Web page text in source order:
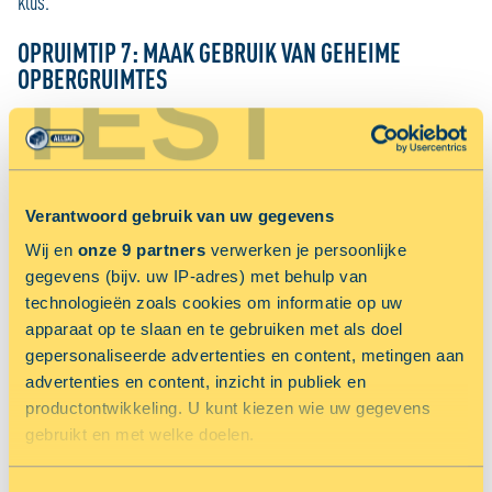
TEST
Verantwoord gebruik van uw gegevens
Wij en onze 9 partners verwerken je persoonlijke
gegevens (bijv. uw IP-adres) met behulp van
technologieën zoals cookies om informatie op uw
apparaat op te slaan en te gebruiken met als doel
gepersonaliseerde advertenties en content, metingen aan
advertenties en content, inzicht in publiek en
productontwikkeling. U kunt kiezen wie uw gegevens
gebruikt en met welke doelen.
OPRUIMTIP 7: MAAK GEBRUIK VAN GEHEIME
OPBERGRUIMTES
De zitruimte onder bankjes, onder het bed of onder de trap: dit zijn
ideale plekken om spullen uit het zicht op te bergen. Handig om
OPRUIMTIP 8: MAAK GEBRUIK VAN EXTERNE
OPBERGRUIMTE
Wist je dat je 80% van de spullen in je huis slechts één tot enkele
keren per jaar aanraakt? Denk bijvoorbeeld aan koffers, ski’s,
vakantiespullen, boeken en seizoenskleding. Ze staan het grootste
gedeelte van het jaar in de weg, nemen onnodig ruimte in en kunnen
voor een rommelig huis zorgen. Geniet van een opgeruimd huis door
je weinig gebruikte spullen op te bergen bij een ALLSAFE Mini Opslag